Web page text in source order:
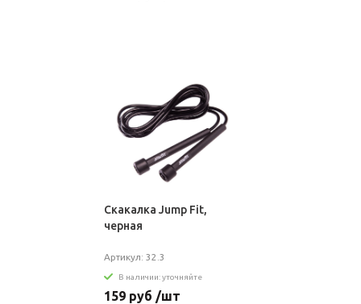
Скакалка Jump Fit,
черная
Артикул: 32.3
В наличии: уточняйте
159 руб /шт